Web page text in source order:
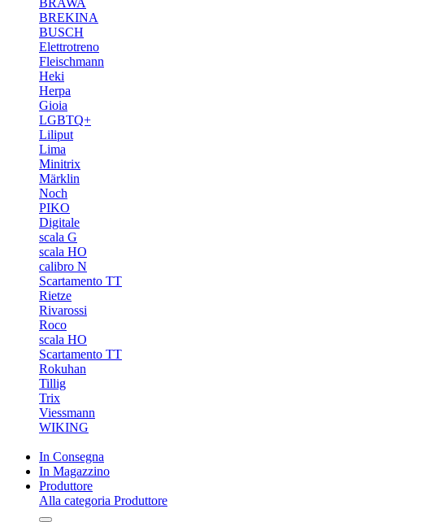
BRAWA
BREKINA
BUSCH
Elettrotreno
Fleischmann
Heki
Herpa
Gioia
LGBTQ+
Liliput
Lima
Minitrix
Märklin
Noch
PIKO
Digitale
scala G
scala HO
calibro N
Scartamento TT
Rietze
Rivarossi
Roco
scala HO
Scartamento TT
Rokuhan
Tillig
Trix
Viessmann
WIKING
In Consegna
In Magazzino
Produttore
Alla categoria Produttore